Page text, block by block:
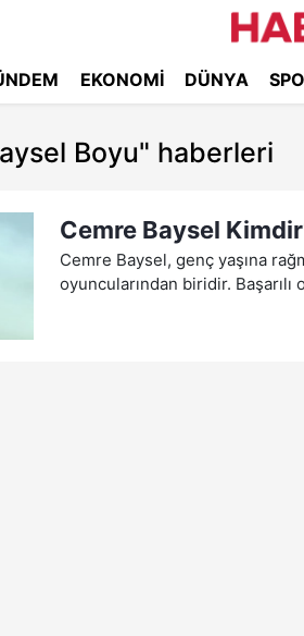
EKONOMI DÜNYA
Boyu" haberleri
Cemre Baysel
Cemre Baysel, genç yaşına
oyuncularından biridir.